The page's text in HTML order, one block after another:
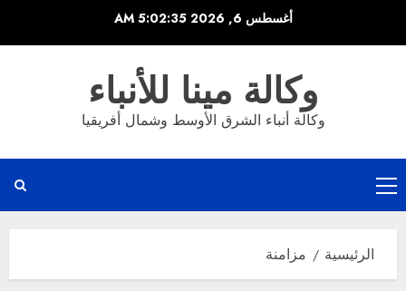
أغسطس 6, 2026 5:02:35 AM
وكالة مينا للأنباء
وكالة أنباء الشرق الأوسط وشمال أفريقيا
القائمة
الرئيسية
الرئيسية مزامنة